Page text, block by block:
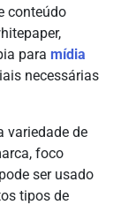
conteúdo
para mídia
necessárias
variedade de
foco
ser usado
tipos de